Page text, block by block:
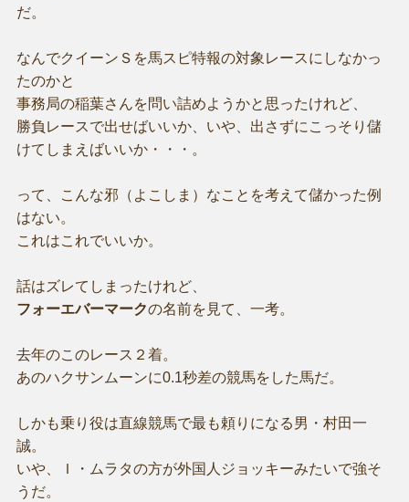
だ。
なんでクイーンＳを馬スピ特報の対象レースにしなかっ
たのかと
事務局の稲葉さんを問い詰めようかと思ったけれど、
勝負レースで出せばいいか、いや、出さずにこっそり儲
けてしまえばいいか・・・。
って、こんな邪（よこしま）なことを考えて儲かった例
はない。
これはこれでいいか。
話はズレてしまったけれど、
フォーエバーマークの名前を見て、一考。
去年のこのレース２着。
あのハクサンムーンに0.1秒差の競馬をした馬だ。
しかも乗り役は直線競馬で最も頼りになる男・村田一
誠。
いや、Ｉ・ムラタの方が外国人ジョッキーみたいで強そ
うだ。